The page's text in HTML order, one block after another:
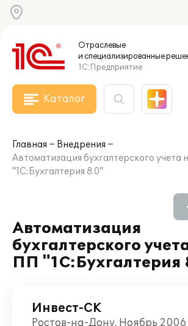
Отраслевые
и специализированные
1С:Предприятие
Каталог
Главная
Внедрения
Автоматизация бухгалтерского учета
"1С:Бухгалтерия 8.0"
Автоматизация
бухгалтерского
ПП "1С:Бухгалтерия
Инвест-СК
Ростов-на-Дону, Ноябрь 2006